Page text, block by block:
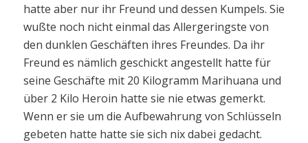
hatte aber nur ihr Freund und dessen Kumpels. Sie
wußte noch nicht einmal das Allergeringste von
den dunklen Geschäften ihres Freundes. Da ihr
Freund es nämlich geschickt angestellt hatte für
seine Geschäfte mit 20 Kilogramm Marihuana und
über 2 Kilo Heroin hatte sie nie etwas gemerkt.
Wenn er sie um die Aufbewahrung von Schlüsseln
gebeten hatte hatte sie sich nix dabei gedacht.